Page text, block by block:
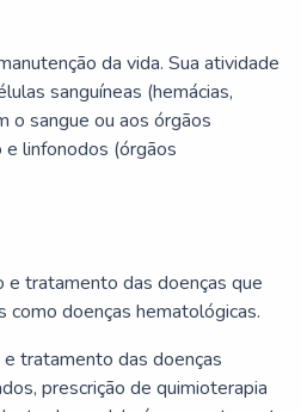
da vida. Sua atividade
sanguíneas (hemácias,
o sangue ou aos órgãos
e linfonodos (órgãos
tratamento das doenças que
doenças hematológicas.
tratamento das doenças
prescrição de quimioterapia